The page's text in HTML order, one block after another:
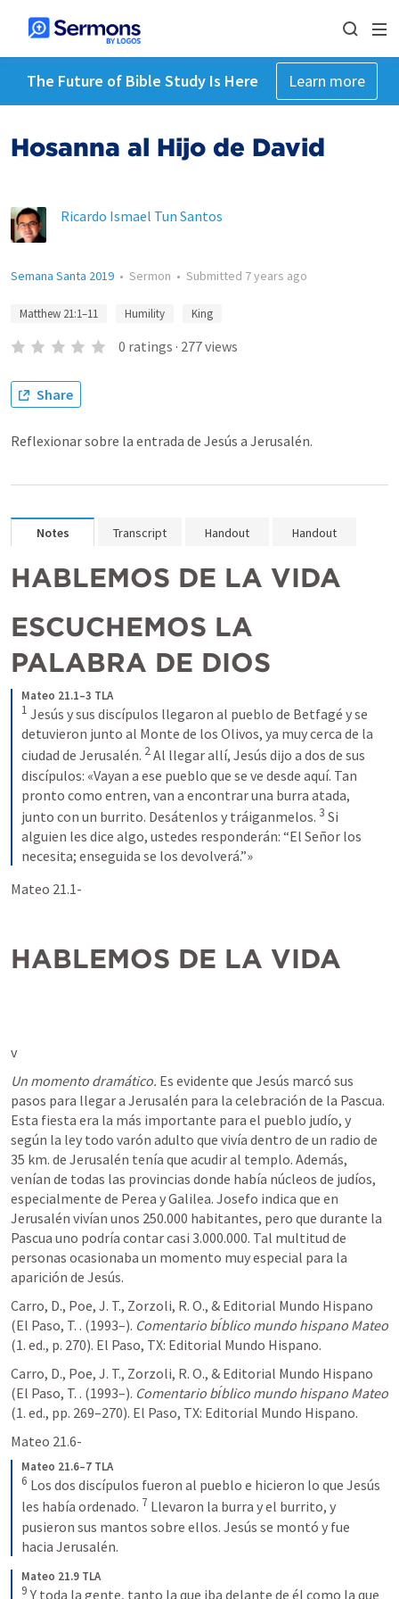
The Future of Bible Study Is Here Learn more
Hosanna al Hijo de David
Ricardo Ismael Tun Santos
Semana Santa 2019 • Sermon • Submitted 7 years ago
Matthew 21:1–11 Humility King
0 ratings · 277views
Share
Reflexionar sobre la entrada de Jesús a Jerusalén.
Notes Transcript Handout Handout
HABLEMOS DE LA VIDA
ESCUCHEMOS LA
PALABRA DE DIOS
Mateo 21.1–3 TLA
1 Jesús y sus discípulos llegaron al pueblo de Betfagé y se
detuvieron junto al Monte de los Olivos, ya muy cerca de la
ciudad de Jerusalén. 2Al llegar allí, Jesús dijo a dos de sus
discípulos: «Vayan a ese pueblo que se ve desde aquí. Tan
pronto como entren, van a encontrar una burra atada,
junto con un burrito. Desátenlos y tráiganmelos. 3 Si
alguien les dice algo, ustedes responderán: “El Señor los
necesita; enseguida se los devolverá.”»
Mateo 21.1-
HABLEMOS DE LA VIDA
v
Un momento dramático. Es evidente que Jesús marcó sus
pasos para llegar a Jerusalén para la celebración de la Pascua.
Esta fiesta era la más importante para el pueblo judío, y
según la ley todo varón adulto que vivía dentro de un radio de
35 km. de Jerusalén tenía que acudir al templo. Además,
venían de todas las provincias donde había núcleos de judíos,
especialmente de Perea y Galilea. Josefo indica que en
Jerusalén vivían unos 250.000 habitantes, pero que durante la
Pascua uno podría contar casi 3.000.000. Tal multitud de
personas ocasionaba un momento muy especial para la
aparición de Jesús.
Carro, D., Poe, J. T., Zorzoli, R. O., & Editorial Mundo Hispano
(El Paso, T. . (1993–). Comentario bı́blico mundo hispano Mateo
(1. ed., p. 270). El Paso, TX: Editorial Mundo Hispano.
Carro, D., Poe, J. T., Zorzoli, R. O., & Editorial Mundo Hispano
(El Paso, T. . (1993–). Comentario bı́blico mundo hispano Mateo
(1. ed., pp. 269–270). El Paso, TX: Editorial Mundo Hispano.
Mateo 21.6-
Mateo 21.6–7 TLA
6 Los dos discípulos fueron al pueblo e hicieron lo que Jesús
les había ordenado. 7 Llevaron la burra y el burrito, y
pusieron sus mantos sobre ellos. Jesús se montó y fue
hacia Jerusalén.
Mateo 21.9 TLA
9 Y toda la gente, tanto la que iba delante de él como la que